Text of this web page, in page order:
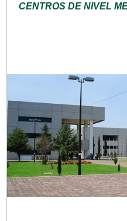
CENTROS DE NIVEL